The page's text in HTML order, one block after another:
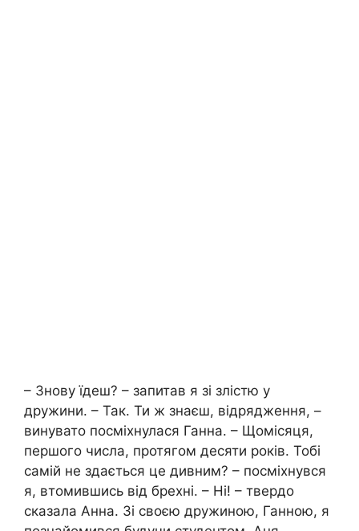
– Знову їдеш? – запитав я зі злістю y
дружини. – Так. Ти ж знаєш, відрядження, –
винувато посміхнулася Ганна. – Щомісяця,
першого числа, протягом десяти років. Тобі
самій не здається це дивним? – посміхнувся
я, втомившись від брехні. – Ні! – твердо
сказала Анна. Зі своєю дружиною, Ганною, я